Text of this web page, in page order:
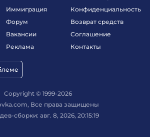
Иммиграция
Форум
Вакансии
Реклама
Конфиденциальность
Возврат средств
Соглашение
Контакты
Copyright © 1999-2026
Все права защищены
сборки: авг. 8, 2026, 20:15:19